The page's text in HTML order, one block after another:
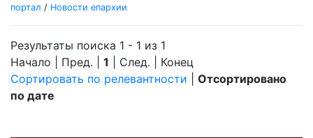
портал / Новости епархии
Результаты поиска 1 - 1 из 1
Начало | Пред. | 1 | След. | Конец
Сортировать по релевантности
Отсортировано
по дате